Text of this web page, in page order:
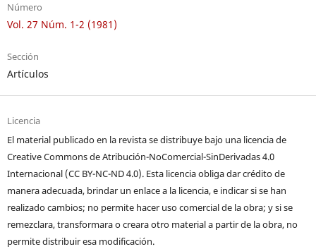
Número
Vol. 27 Núm. 1-2 (1981)
Sección
Artículos
Licencia
El material publicado en la revista se distribuye bajo una licencia de
Creative Commons de Atribución-NoComercial-SinDerivadas 4.0
Internacional (CC BY-NC-ND 4.0). Esta licencia obliga dar crédito de
manera adecuada, brindar un enlace a la licencia, e indicar si se han
realizado cambios; no permite hacer uso comercial de la obra; y si se
remezclara, transformara o creara otro material a partir de la obra, no
permite distribuir esa modificación.